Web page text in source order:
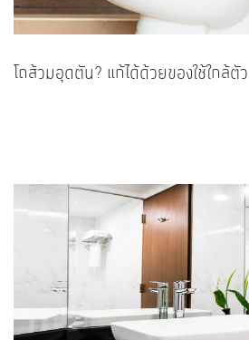
โถส้วมอุดตัน? แก้ได้ด้วยของใช้ใกล้ตั